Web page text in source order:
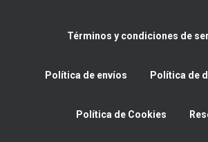
Términos y condiciones de
Política de envíos Política de
Política de Cookies